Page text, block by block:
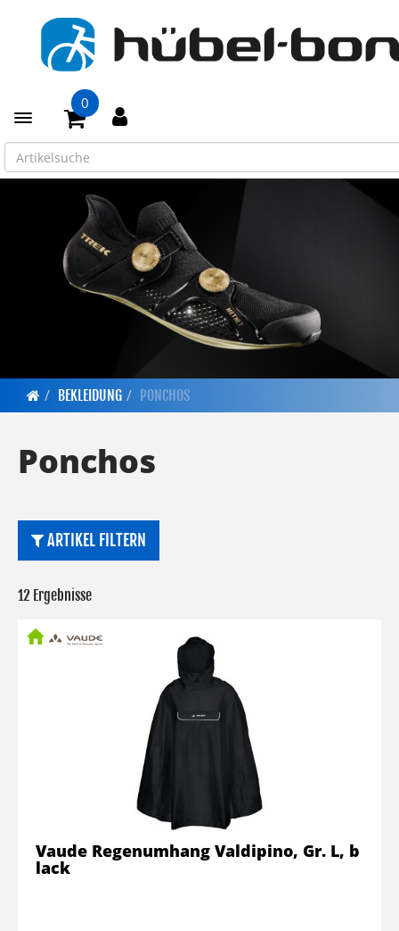
Toggle navigation
0
BEKLEIDUNG PONCHOS
Ponchos
ARTIKEL FILTERN
12 Ergebnisse
Vaude Regenumhang Valdipino, Gr. L, b
lack